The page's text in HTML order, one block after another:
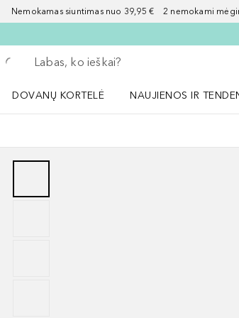
Nemokamas siuntimas nuo 39,95 € 2 nemokami
Grįžk atgal
Vykdykite paiešką
DOVANŲ KORTELĖ
NAUJIENOS IR